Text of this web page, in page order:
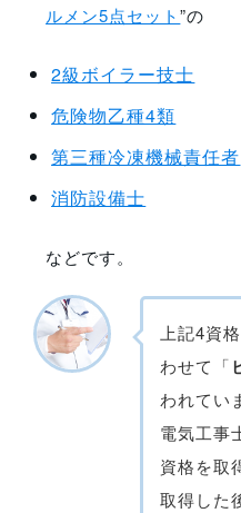
ルメン5点セット”の
2級ボイラー技士
危険物乙種4類
第三種冷凍機械責任者
消防設備士
などです。
上記4資
わせて「
われてい
電気工事
資格を取
取得した